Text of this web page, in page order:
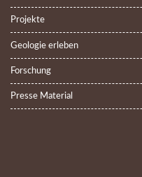
Projekte
Geologie erleben
Forschung
Presse Material